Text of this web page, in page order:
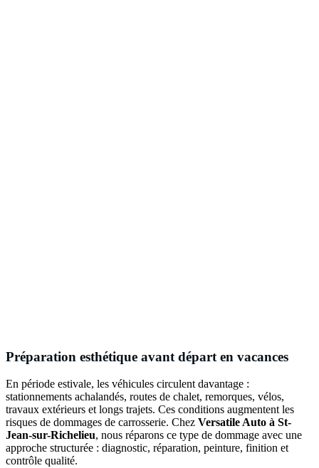
Préparation esthétique avant départ en vacances
En période estivale, les véhicules circulent davantage :
stationnements achalandés, routes de chalet, remorques, vélos,
travaux extérieurs et longs trajets. Ces conditions augmentent les
risques de dommages de carrosserie. Chez Versatile Auto à St-
Jean-sur-Richelieu, nous réparons ce type de dommage avec une
approche structurée : diagnostic, réparation, peinture, finition et
contrôle qualité.